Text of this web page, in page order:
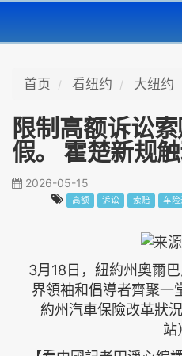
首页 看纽约 大纽约
限制高额诉讼
假。 霍楚新规
巨大利益
2026-05-15
高额 诉讼 索赔 车险
3月18日，紐約州奧爾
界領袖和倡導者齊聚一
約州汽車保險改革狀
站